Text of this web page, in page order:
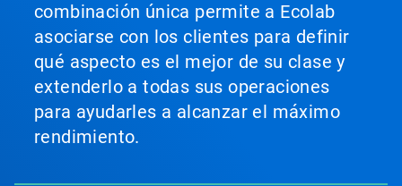
combinación única permite a Ecolab
asociarse con los clientes para definir
qué aspecto es el mejor de su clase y
extenderlo a todas sus operaciones
para ayudarles a alcanzar el máximo
rendimiento.